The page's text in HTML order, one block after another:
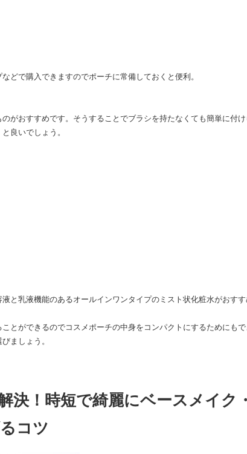
どで購入できますのでポーチに常備しておくと便利。
がおすすめです。そうすることでブラシを持たなくても簡単に付け
良いでしょう。
と乳液機能のあるオールインワンタイプのミスト状化粧水がおすす
とができるのでコスメポーチの中身をコンパクトにするためにもで
ましょう。
決！時短で綺麗にベースメイク・
コツ